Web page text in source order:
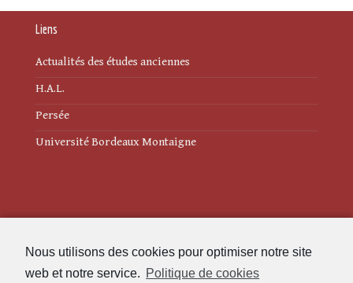
Nous utilisons des cookies pour optimiser notre site
web et notre service. Politique de cookies
Liens
Actualités des études anciennes
H.A.L.
Persée
Université Bordeaux Montaigne
Politique de cookies (UE)